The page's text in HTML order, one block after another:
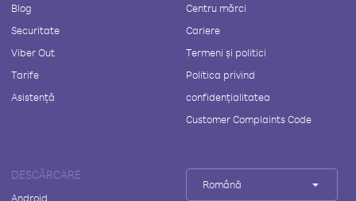
Blog
Securitate
Viber Out
Tarife
Asistență
Centru mărci
Cariere
Termeni și politici
Politica privind
confidențialitatea
Customer Complaints Code
DESCĂRCARE
Android
Română